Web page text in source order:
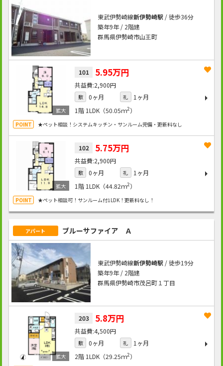
東武伊勢崎線新伊勢崎駅/ 徒歩36分
築年9年 / 2階建
群馬県伊勢崎市山王町
101 5.95万円
2,900円
敷 0ヶ月 礼
1ヶ月
1階 1LDK（50.05ｍ2）
★ペット相談！システムキッチン・サンルーム完備・更新料なし
102 5.75万円
2,900円
敷 0ヶ月 礼
1ヶ月
1階 1LDK（44.82ｍ2）
★ペット相談可！サンルーム付1LDK！更新料なし！
アパート ブルーサファイア Ａ
東武伊勢崎線新伊勢崎駅/ 徒歩19分
築年9年 / 2階建
群馬県伊勢崎市茂呂町１丁目
203 5.8万円
4,500円
敷 0ヶ月 礼
1ヶ月
2階 1LDK（29.25ｍ2）